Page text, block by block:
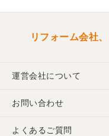
リフォーム会社
運営会社について
お問い合わせ
よくあるご質問